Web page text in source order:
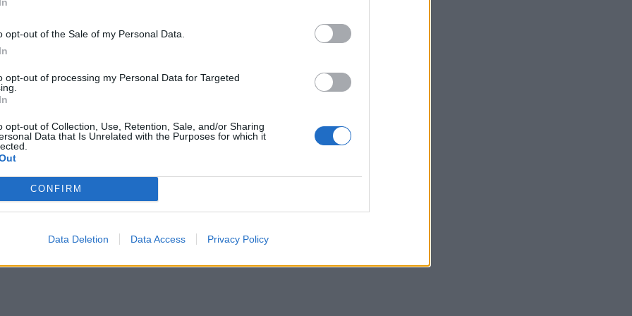
opt-out of the Sale of my Personal Data.
opt-out of processing my Personal Data for Targeted
opt-out of Collection, Use, Retention, Sale, and/or Sharing
Data that Is Unrelated with the Purposes for which it
CONFIRM
Data Deletion Data Access Privacy Policy
fail and too big to be saved”.
unrealized losses on